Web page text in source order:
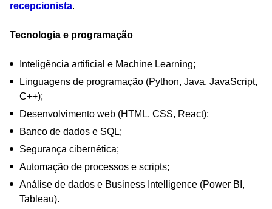
recepcionista.
Tecnologia e programação
Inteligência artificial e Machine Learning;
Linguagens de programação (Python, Java, JavaScript,
C++);
Desenvolvimento web (HTML, CSS, React);
Banco de dados e SQL;
Segurança cibernética;
Automação de processos e scripts;
Análise de dados e Business Intelligence (Power BI,
Tableau).